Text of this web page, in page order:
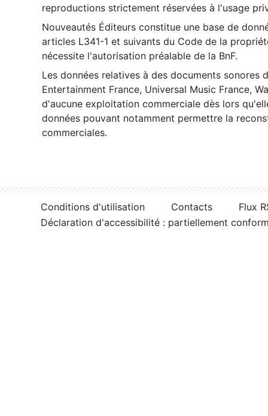
reproductions strictement réservées à l'usage
Nouveautés Éditeurs constitue une base de
articles L341-1 et suivants du Code de la
nécessite l'autorisation préalable de la BnF.
Les données relatives à des documents sonores
Entertainment France, Universal Music France,
d'aucune exploitation commerciale dès lors
données pouvant notamment permettre la
commerciales.
Conditions d'utilisation Contacts
Flux
Déclaration d'accessibilité : partiellement